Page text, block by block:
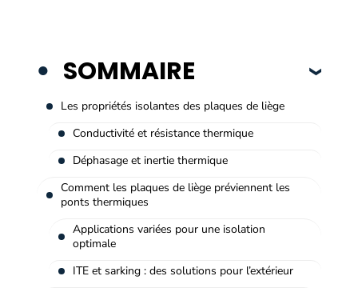
SOMMAIRE
Les propriétés isolantes des plaques de liège
Conductivité et résistance thermique
Déphasage et inertie thermique
Comment les plaques de liège préviennent les
ponts thermiques
Applications variées pour une isolation
optimale
ITE et sarking : des solutions pour l’extérieur